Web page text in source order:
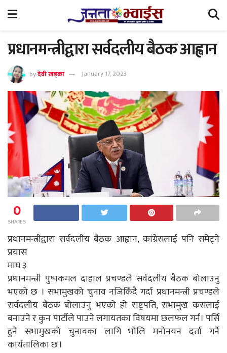
प्रधानमन्त्रीद्वारा सर्वदलीय बैठक आह्वान
byदेवी खड्का January 17, 2023
0
SHARES
प्रधानमन्त्रीद्वारा सर्वदलीय बैठक आह्वान, कांग्रेसलाई पनि समेट्ने
प्रयास
माघ ३
प्रधानमन्त्री पुष्पकमल दाहाल प्रचण्डले सर्वदलीय बैठक बोलाउनु
भएको छ । सभामुखको चुनाव नजिकिँदै गर्दा प्रधानमन्त्री प्रचण्डले
सर्वदलीय बैठक बोलाउनु भएको हो राष्ट्रपति, सभामुख कसलाई
बनाउने र कुन पार्टीले पाउने लगायतका विषयमा छलफल गर्न। पर्सि
हुने सभामुखको चुनावका लागि भोलि मनोनयन दर्ता गर्ने
कार्यतालिका छ ।